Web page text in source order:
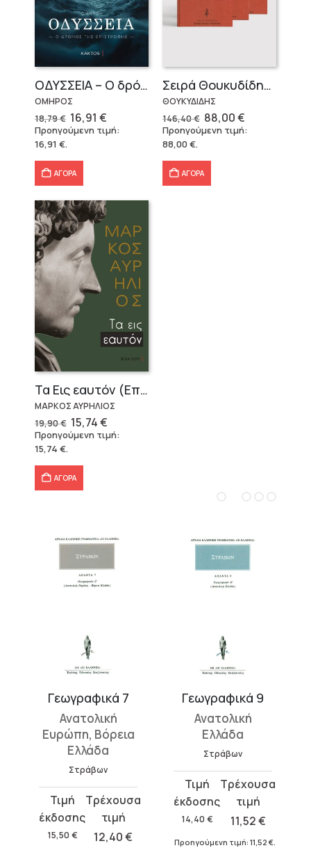
OΔΥΣΣΕΙΑ – Ο δρόμος της επιστροφής
ΟΜΗΡΟΣ
18,79€ Original
price
was:
16,91 €Η
τρέχουσα
τιμή
Προηγούμενη τιμή:
16,91 €.
ΑΓΟΡΑ
Σειρά Θουκυδίδης – Δεμένο (4 τόμοι)
ΘΟΥΚΥΔΙΔΗΣ
146,40€ Original
price
was:
88,00€Η
τρέχουσα
τιμή
Προηγούμενη τιμή:
88,00€.
ΑΓΟΡΑ
Τα Εις εαυτόν (Επίτομο) – Μάρκος Αυρήλιος
ΜΑΡΚΟΣ ΑΥΡΗΛΙΟΣ
19,90€ Original
price
was:
15,74€Η
τρέχουσα
τιμή
Προηγούμενη τιμή:
15,74 €.
ΑΓΟΡΑ
Γεωγραφικά 7
Ανατολική
Ευρώπη, Βόρεια
Ελλάδα
Στράβων
15,50 €
Original
price
was:
12,40€
τρέχουσα
τιμή
Γεωγραφικά 9
Ανατολική
Ελλάδα
Στράβων
14,40 €
Original
price
was:
14,40 €.
11,52€
τρέχουσα
τιμή
Προηγούμενη τιμή: 11,52 €.